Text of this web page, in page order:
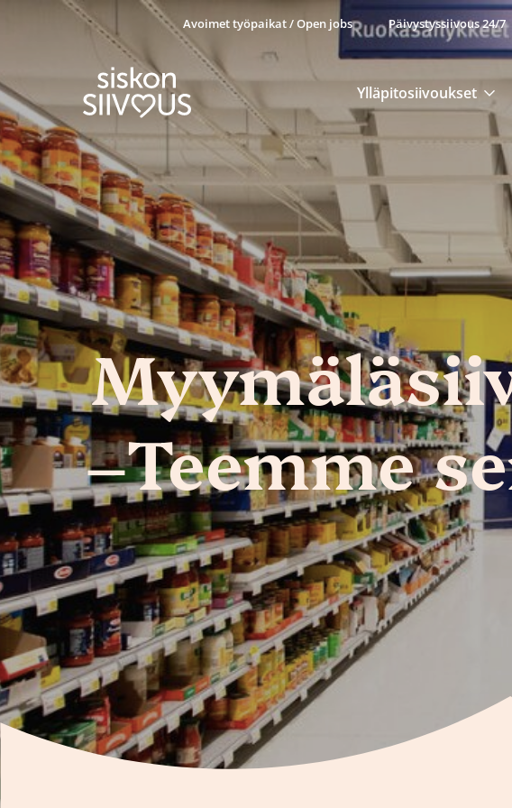
Avoimet työpaikat / Open jobs Päivystyssiivous 24/7
Ylläpitosiivoukset
–Teemme